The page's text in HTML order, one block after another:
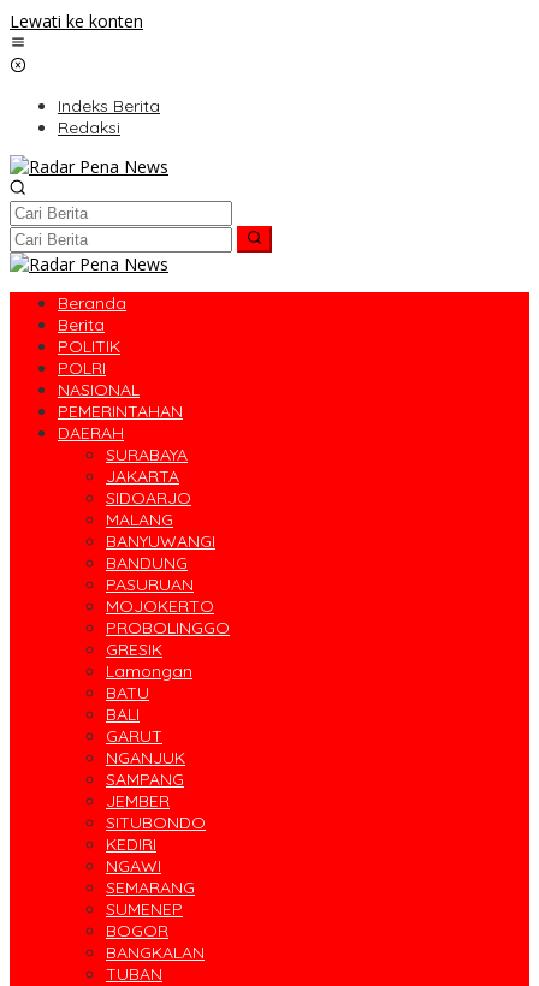
Lewati ke konten
Indeks Berita
Redaksi
Beranda
Berita
POLITIK
POLRI
NASIONAL
PEMERINTAHAN
DAERAH
SURABAYA
JAKARTA
SIDOARJO
MALANG
BANYUWANGI
BANDUNG
PASURUAN
MOJOKERTO
PROBOLINGGO
GRESIK
Lamongan
BATU
BALI
GARUT
NGANJUK
SAMPANG
JEMBER
SITUBONDO
KEDIRI
NGAWI
SEMARANG
SUMENEP
BOGOR
BANGKALAN
TUBAN